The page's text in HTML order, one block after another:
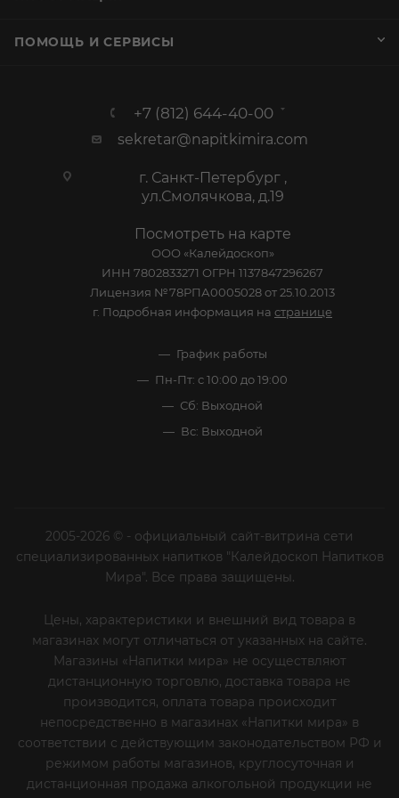
ПОМОЩЬ И СЕРВИСЫ
+7 (812) 644-40-00
sekretar@napitkimira.com
г. Санкт-Петербург ,
ул.Смолячкова, д.19
Посмотреть на карте
ООО «Калейдоскоп»
ИНН 7802833271 ОГРН 1137847296267
Лицензия №78РПА0005028 от 25.10.2013
г. Подробная информация на странице
График работы
Пн-Пт: с 10:00 до 19:00
Сб: Выходной
Вс: Выходной
2005-2026 © - официальный сайт-витрина сети
специализированных напитков "Калейдоскоп Напитков
Мира". Все права защищены.
Цены, характеристики и внешний вид товара в
магазинах могут отличаться от указанных на сайте.
Магазины «Напитки мира» не осуществляют
дистанционную торговлю, доставка товара не
производится, оплата товара происходит
непосредственно в магазинах «Напитки мира» в
соответствии с действующим законодательством РФ и
режимом работы магазинов, круглосуточная и
дистанционная продажа алкогольной продукции не